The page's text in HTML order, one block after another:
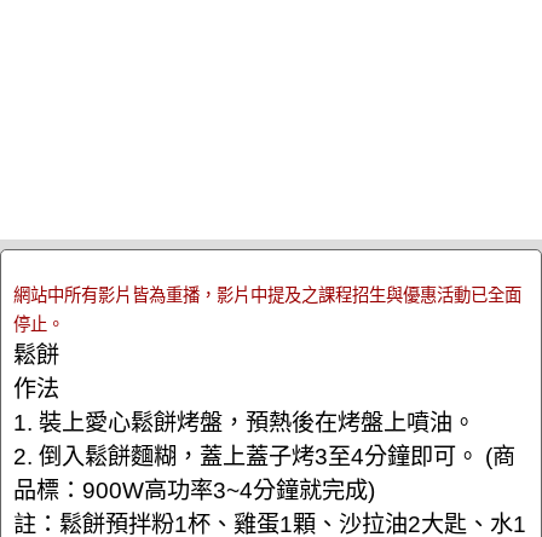
網站中所有影片皆為重播，影片中提及之課程招生與優惠活動已全面
停止。
鬆餅
作法
1. 裝上愛心鬆餅烤盤，預熱後在烤盤上噴油。
2. 倒入鬆餅麵糊，蓋上蓋子烤3至4分鐘即可。 (商
品標：900W高功率3~4分鐘就完成)
註：鬆餅預拌粉1杯、雞蛋1顆、沙拉油2大匙、水1